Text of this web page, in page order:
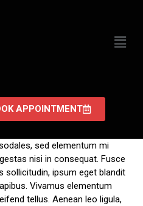
APPOINTMENT
sed elementum mi
nisi in consequat. Fusce
sollicitudin, ipsum eget blandit
Vivamus elementum
tellus. Aenean leo ligula,